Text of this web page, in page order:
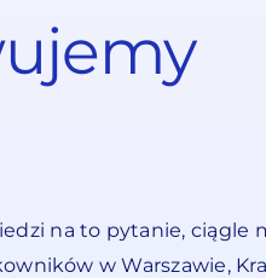
na to pytanie, ciągle
w Warszawie,